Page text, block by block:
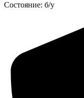
Состояние: б/у